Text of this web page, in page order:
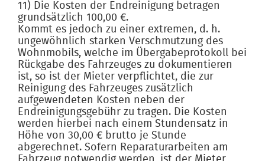
11) Die Kosten der Endreinigung betragen
grundsätzlich 100,00 €.
Kommt es jedoch zu einer extremen, d. h.
ungewöhnlich starken Verschmutzung des
Wohnmobils, welche im Übergabeprotokoll bei
Rückgabe des Fahrzeuges zu dokumentieren
ist, so ist der Mieter verpflichtet, die zur
Reinigung des Fahrzeuges zusätzlich
aufgewendeten Kosten neben der
Endreinigungsgebühr zu tragen. Die Kosten
werden hierbei nach einem Stundensatz in
Höhe von 30,00 € brutto je Stunde
abgerechnet. Sofern Reparaturarbeiten am